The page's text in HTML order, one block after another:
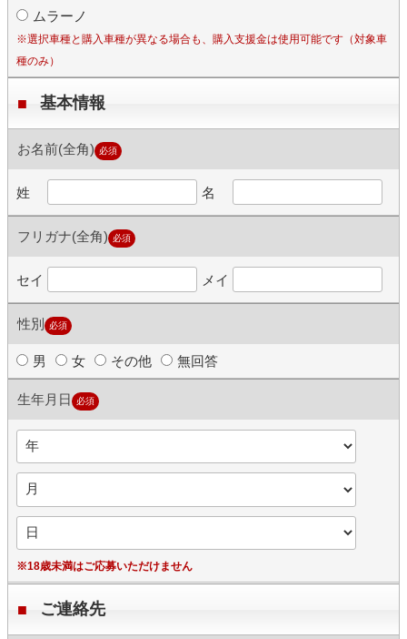
ムラーノ
※選択車種と購入車種が異なる場合も、購入支援金は使用可能です（対象車
種のみ）
基本情報
お名前(全角) 必須
姓 名
フリガナ(全角) 必須
セイ メイ
性別 必須
男 女 その他 無回答
生年月日 必須
※18歳未満はご応募いただけません
ご連絡先